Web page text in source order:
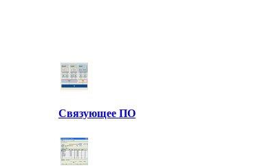
Связующее ПО